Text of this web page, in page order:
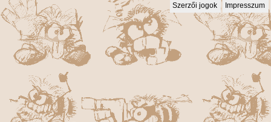
Szerzői jogok Impresszum